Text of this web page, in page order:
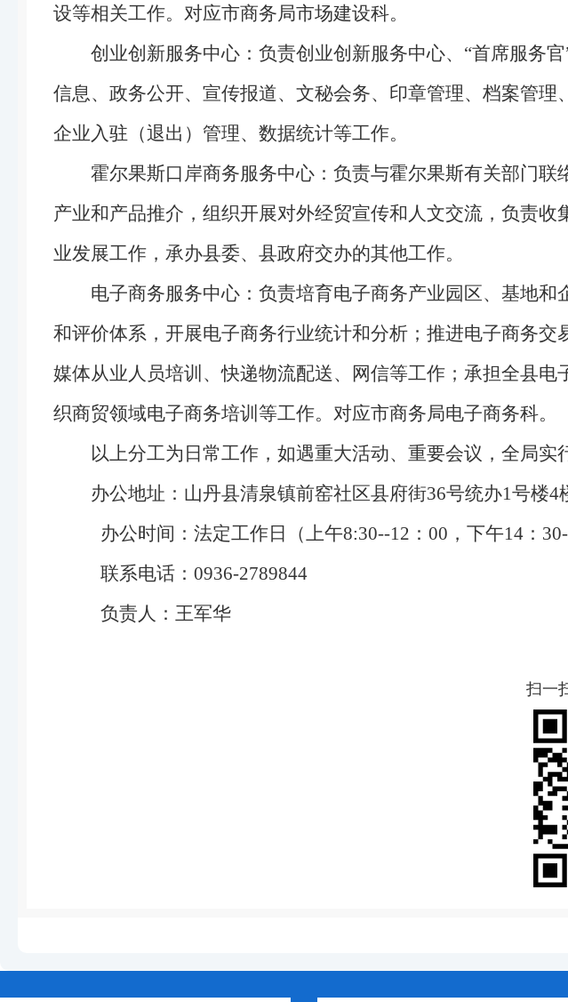
设等相关工作。对应市商务局市场建设科。
创业创新服务中心：负责创业创新服务中心、“首席服务
信息、政务公开、宣传报道、文秘会务、印章管理、档案管
企业入驻（退出）管理、数据统计等工作。
霍尔果斯口岸商务服务中心：负责与霍尔果斯有关部门
产业和产品推介，组织开展对外经贸宣传和人文交流，负责
业发展工作，承办县委、县政府交办的其他工作。
电子商务服务中心：负责培育电子商务产业园区、基地
和评价体系，开展电子商务行业统计和分析；推进电子商务
媒体从业人员培训、快递物流配送、网信等工作；承担全县
织商贸领域电子商务培训等工作。对应市商务局电子商务科。
以上分工为日常工作，如遇重大活动、重要会议，全局实
办公地址：山丹县清泉镇前窑社区县府街36号统办1号楼4
办公时间：法定工作日（上午8:30--12：00，下午14：
联系电话：0936-2789844
负责人：王军华
扫一